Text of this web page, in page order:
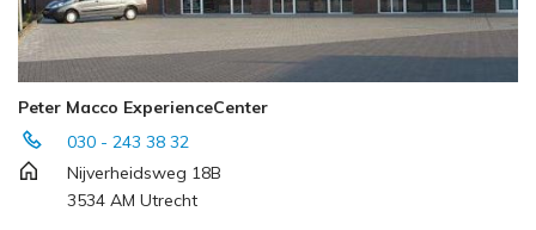
Peter Macco ExperienceCenter
030 - 243 38 32
Nijverheidsweg 18B
3534 AM Utrecht